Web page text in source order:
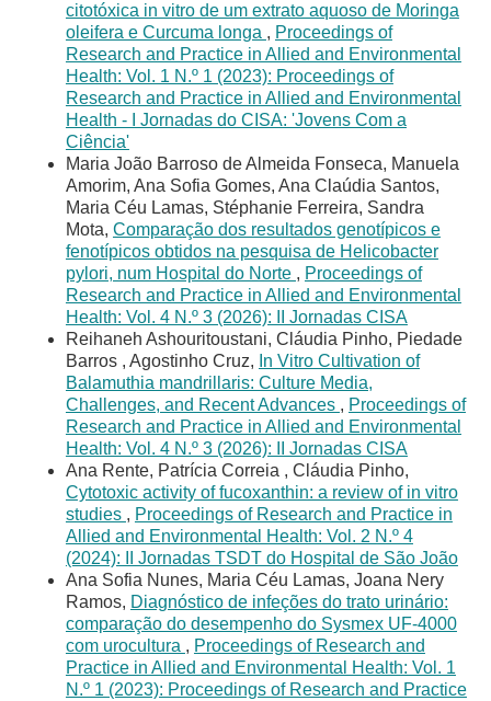
citotóxica in vitro de um extrato aquoso de Moringa
oleifera e Curcuma longa , Proceedings of
Research and Practice in Allied and Environmental
Health: Vol. 1 N.º 1 (2023): Proceedings of
Research and Practice in Allied and Environmental
Health - I Jornadas do CISA: 'Jovens Com a
Ciência'
Maria João Barroso de Almeida Fonseca, Manuela
Amorim, Ana Sofia Gomes, Ana Claúdia Santos,
Maria Céu Lamas, Stéphanie Ferreira, Sandra
Mota, Comparação dos resultados genotípicos e
fenotípicos obtidos na pesquisa de Helicobacter
pylori, num Hospital do Norte , Proceedings of
Research and Practice in Allied and Environmental
Health: Vol. 4 N.º 3 (2026): II Jornadas CISA
Reihaneh Ashouritoustani, Cláudia Pinho, Piedade
Barros , Agostinho Cruz, In Vitro Cultivation of
Balamuthia mandrillaris: Culture Media,
Challenges, and Recent Advances , Proceedings of
Research and Practice in Allied and Environmental
Health: Vol. 4 N.º 3 (2026): II Jornadas CISA
Ana Rente, Patrícia Correia , Cláudia Pinho,
Cytotoxic activity of fucoxanthin: a review of in vitro
studies , Proceedings of Research and Practice in
Allied and Environmental Health: Vol. 2 N.º 4
(2024): II Jornadas TSDT do Hospital de São João
Ana Sofia Nunes, Maria Céu Lamas, Joana Nery
Ramos, Diagnóstico de infeções do trato urinário:
comparação do desempenho do Sysmex UF-4000
com urocultura , Proceedings of Research and
Practice in Allied and Environmental Health: Vol. 1
N.º 1 (2023): Proceedings of Research and Practice